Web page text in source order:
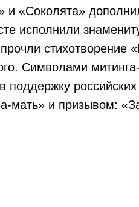
и «Соколята»
исполнили
стихотворение
Символами
поддержку
мать» и призывом: